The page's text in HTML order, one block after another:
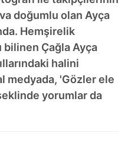
doğumlu olan Ayça
Hemşirelik
Çağla Ayça
halini
medyada, 'Gözler ele
yorumlar da